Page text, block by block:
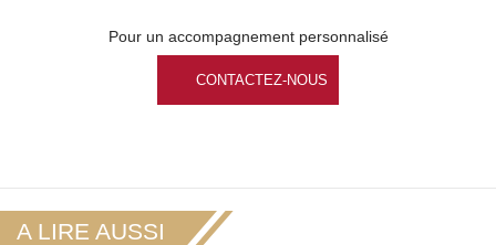
Pour un accompagnement personnalisé
CONTACTEZ-NOUS
A LIRE AUSSI